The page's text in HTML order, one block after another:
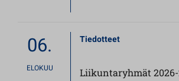
06.
ELOKUU
Tiedotteet
Liikuntaryhmät